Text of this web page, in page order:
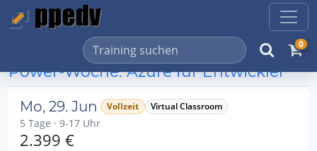
0
Power-Woche: Azure für Entwickler
Mo, 29. Jun Vollzeit Virtual Classroom
5 Tage · 9-17 Uhr
2.399 €